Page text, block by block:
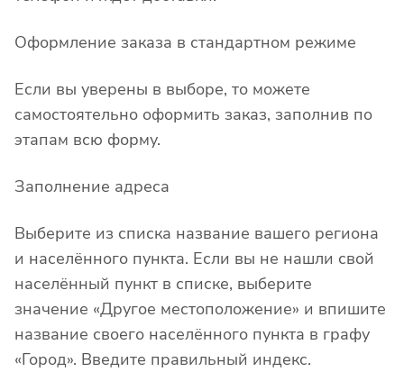
Оформление заказа в стандартном режиме
Если вы уверены в выборе, то можете
самостоятельно оформить заказ, заполнив по
этапам всю форму.
Заполнение адреса
Выберите из списка название вашего региона
и населённого пункта. Если вы не нашли свой
населённый пункт в списке, выберите
значение «Другое местоположение» и впишите
название своего населённого пункта в графу
«Город». Введите правильный индекс.